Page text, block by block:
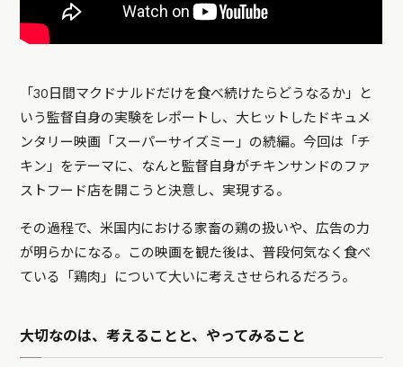
「30日間マクドナルドだけを食べ続けたらどうなるか」と
いう監督自身の実験をレポートし、大ヒットしたドキュメ
ンタリー映画「スーパーサイズミー」の続編。今回は「チ
キン」をテーマに、なんと監督自身がチキンサンドのファ
ストフード店を開こうと決意し、実現する。
その過程で、米国内における家畜の鶏の扱いや、広告の力
が明らかになる。この映画を観た後は、普段何気なく食べ
ている「鶏肉」について大いに考えさせられるだろう。
大切なのは、考えることと、やってみること